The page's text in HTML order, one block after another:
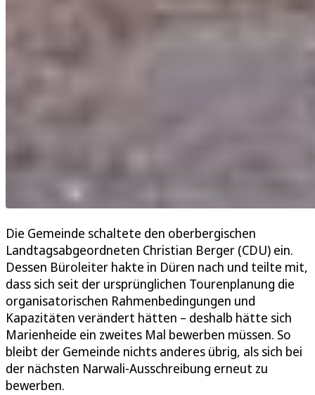
Die Gemeinde schaltete den oberbergischen
Landtagsabgeordneten Christian Berger (CDU) ein.
Dessen Büroleiter hakte in Düren nach und teilte mit,
dass sich seit der ursprünglichen Tourenplanung die
organisatorischen Rahmenbedingungen und
Kapazitäten verändert hätten – deshalb hätte sich
Marienheide ein zweites Mal bewerben müssen. So
bleibt der Gemeinde nichts anderes übrig, als sich bei
der nächsten Narwali-Ausschreibung erneut zu
bewerben.